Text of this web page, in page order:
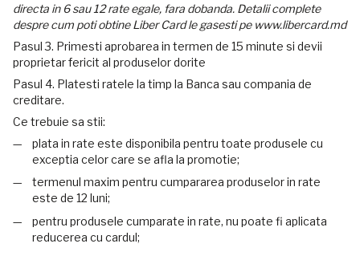
directa in 6 sau 12 rate egale, fara dobanda. Detalii complete
despre cum poti obtine Liber Card le gasesti pe www.libercard.md
Pasul 3. Primesti aprobarea in termen de 15 minute si devii
proprietar fericit al produselor dorite
Pasul 4. Platesti ratele la timp la Banca sau compania de
creditare.
Ce trebuie sa stii:
plata in rate este disponibila pentru toate produsele cu
exceptia celor care se afla la promotie;
termenul maxim pentru cumpararea produselor in rate
este de 12 luni;
pentru produsele cumparate in rate, nu poate fi aplicata
reducerea cu cardul;